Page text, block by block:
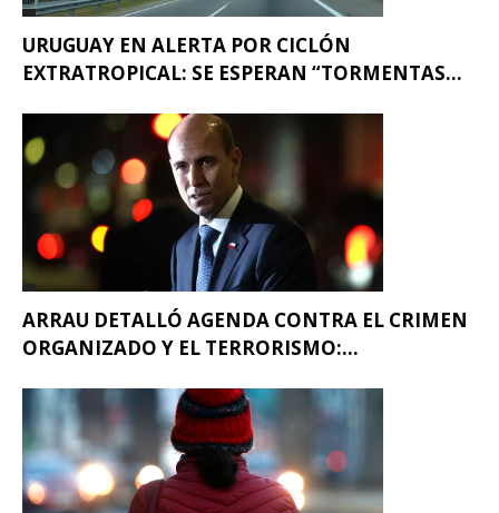
URUGUAY EN ALERTA POR CICLÓN
EXTRATROPICAL: SE ESPERAN “TORMENTAS...
ARRAU DETALLÓ AGENDA CONTRA EL CRIMEN
ORGANIZADO Y EL TERRORISMO:...